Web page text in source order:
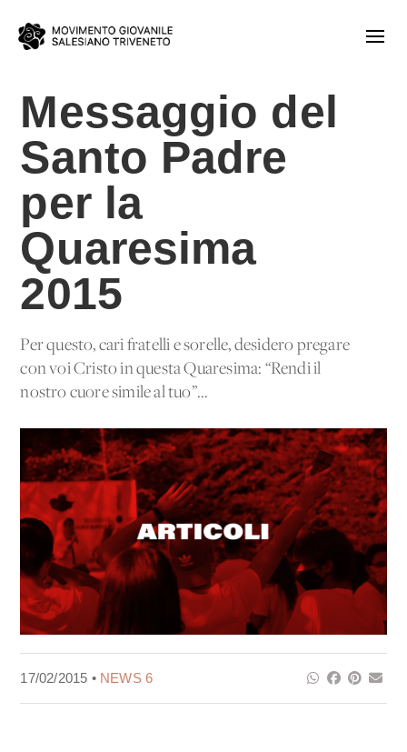
Messaggio del
Santo Padre
per la
Quaresima
2015
Per questo, cari fratelli e sorelle, desidero pregare
con voi Cristo in questa Quaresima: “Rendi il
nostro cuore simile al tuo”...
17/02/2015 • NEWS 6